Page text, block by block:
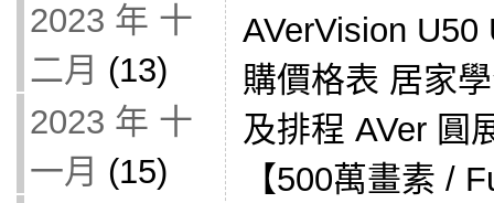
2023 年 十
二月 (13)
2023 年 十
一月 (15)
AVerVision
購價格表 居家
及排程 AVer 圓
【500萬畫素 /